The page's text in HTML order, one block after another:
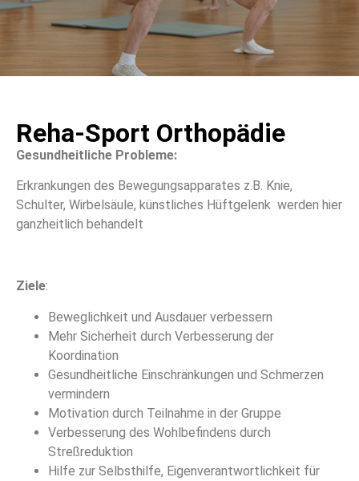
Reha-Sport Orthopädie
Gesundheitliche Probleme:
Erkrankungen des Bewegungsapparates z.B. Knie,
Schulter, Wirbelsäule, künstliches Hüftgelenk werden hier
ganzheitlich behandelt
Ziele:
Beweglichkeit und Ausdauer verbessern
Mehr Sicherheit durch Verbesserung der
Koordination
Gesundheitliche Einschränkungen und Schmerzen
vermindern
Motivation durch Teilnahme in der Gruppe
Verbesserung des Wohlbefindens durch
Streßreduktion
Hilfe zur Selbsthilfe, Eigenverantwortlichkeit für